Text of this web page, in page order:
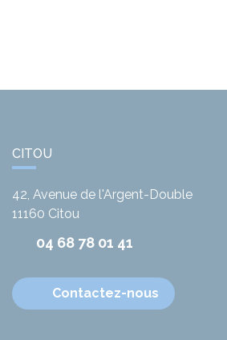
CITOU
42, Avenue de l'Argent-Double
11160 Citou
04 68 78 01 41
Contactez-nous